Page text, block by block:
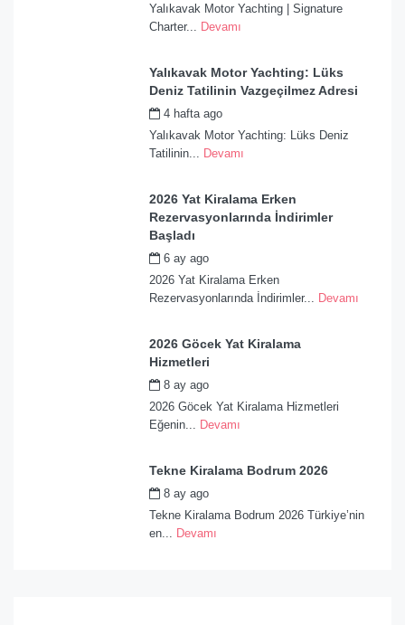
Yalıkavak Motor Yachting | Signature
Charter...
Devamı
Yalıkavak Motor Yachting: Lüks
Deniz Tatilinin Vazgeçilmez Adresi
4 hafta ago
Yalıkavak Motor Yachting: Lüks Deniz
Tatilinin...
Devamı
2026 Yat Kiralama Erken
Rezervasyonlarında İndirimler
Başladı
6 ay ago
2026 Yat Kiralama Erken
Rezervasyonlarında İndirimler...
Devamı
2026 Göcek Yat Kiralama
Hizmetleri
8 ay ago
2026 Göcek Yat Kiralama Hizmetleri
Eğenin...
Devamı
Tekne Kiralama Bodrum 2026
8 ay ago
Tekne Kiralama Bodrum 2026 Türkiye’nin
en...
Devamı